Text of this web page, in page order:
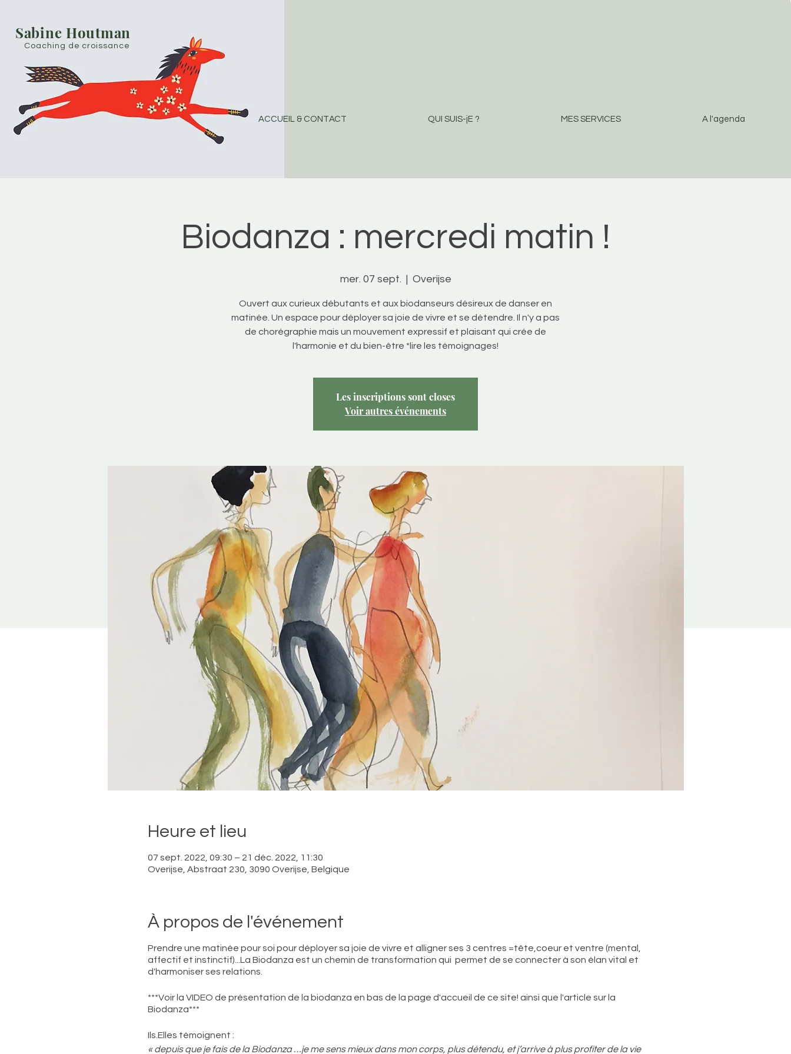
Sabine Houtman
Coaching de croissance
ACCUEIL & CONTACT QUI SUIS-jE ? MES SERVICES A l'agenda
Biodanza : mercredi matin !
mer. 07 sept.
  |
Overijse
Ouvert aux curieux débutants et aux biodanseurs désireux de danser en
matinée. Un espace pour déployer sa joie de vivre et se détendre. Il n'y a pas
de chorégraphie mais un mouvement expressif et plaisant qui crée de
l'harmonie et du bien-être *lire les témoignages!
Les inscriptions sont closes
Voir autres événements
Heure et lieu
07 sept. 2022, 09:30 – 21 déc. 2022, 11:30
Overijse, Abstraat 230, 3090 Overijse, Belgique
À propos de l'événement
Prendre une matinée pour soi pour déployer sa joie de vivre et alligner ses 3 centres =tête,coeur et ventre (mental,
affectif et instinctif)...La Biodanza est un chemin de transformation qui permet de se connecter à son élan vital et
d'harmoniser ses relations.
***Voir la VIDEO de présentation de la biodanza en bas de la page d'accueil de ce site! ainsi que l'article sur la
Biodanza***
Ils.Elles témoignent :
« depuis que je fais de la Biodanza …je me sens mieux dans mon corps, plus détendu, et j’arrive à plus profiter de la vie